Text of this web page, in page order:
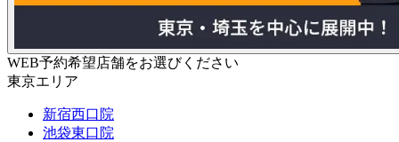
WEB予約希望店舗をお選びください
東京エリア
新宿西口院
池袋東口院